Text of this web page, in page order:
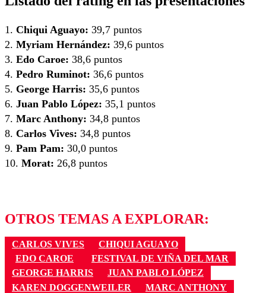
1. Chiqui Aguayo: 39,7 puntos
2. Myriam Hernández: 39,6 puntos
3. Edo Caroe: 38,6 puntos
4. Pedro Ruminot: 36,6 puntos
5. George Harris: 35,6 puntos
6. Juan Pablo López: 35,1 puntos
7. Marc Anthony: 34,8 puntos
8. Carlos Vives: 34,8 puntos
9. Pam Pam: 30,0 puntos
10. Morat: 26,8 puntos
OTROS TEMAS A EXPLORAR:
CARLOS VIVES
CHIQUI AGUAYO
EDO CAROE
FESTIVAL DE VIÑA DEL MAR
GEORGE HARRIS
JUAN PABLO LÓPEZ
KAREN DOGGENWEILER
MARC ANTHONY